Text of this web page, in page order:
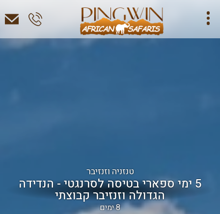
טנזניה וזנזיבר
5 ימי ספארי בטיסה לסרנגטי - הנדידה
הגדולה וזנזיבר קבוצתי
8 ימים